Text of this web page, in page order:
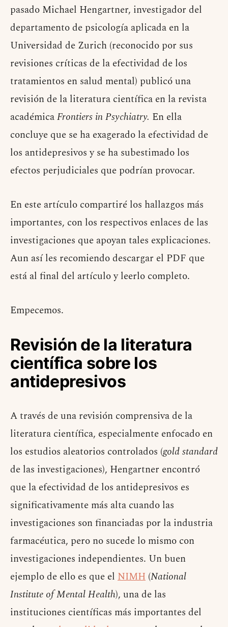
pasado Michael Hengartner, investigador del
departamento de psicología aplicada en la
Universidad de Zurich (reconocido por sus
revisiones críticas de la efectividad de los
tratamientos en salud mental) publicó una
revisión de la literatura científica en la revista
académicaFrontiers in Psychiatry. En ella
concluye que se ha exagerado la efectividad de
los antidepresivos y se ha subestimado los
efectos perjudiciales que podrían provocar.
En este artículo compartiré los hallazgos más
importantes, con los respectivos enlaces de las
investigaciones que apoyan tales explicaciones.
Aun así les recomiendo descargar el PDF que
está al final del artículo y leerlo completo.
Empecemos.
Revisión de la literatura
científica sobre los
antidepresivos
A través de una revisión comprensiva de la
literatura científica, especialmente enfocado en
los estudios aleatorios controlados (gold standard
de las investigaciones), Hengartner encontró
que la efectividad de los antidepresivos es
significativamente más alta cuando las
investigaciones son financiadas por la industria
farmacéutica, pero no sucede lo mismo con
investigaciones independientes. Un buen
ejemplo de ello es que el NIMH (National
Institute of Mental Health), una de las
instituciones científicas más importantes del